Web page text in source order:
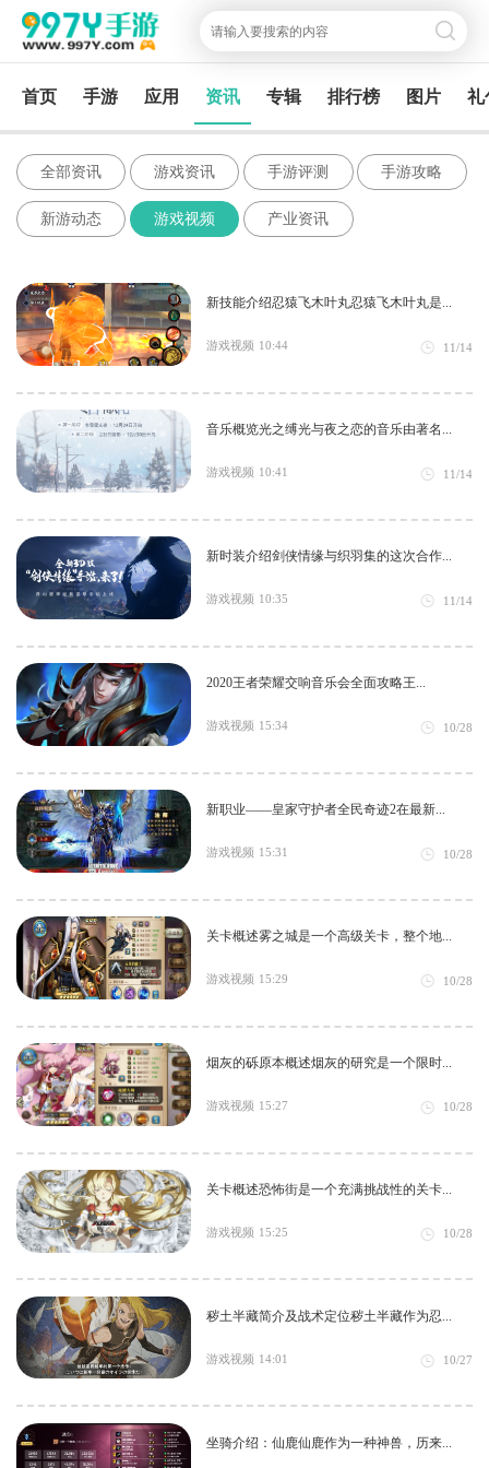
首页 手游 应用 资讯 专辑 排行榜 图片 礼
全部资讯 游戏资讯 手游评测 手游攻略
新游动态 游戏视频 产业资讯
新技能介绍忍猿飞木叶丸忍猿飞木叶丸是...
游戏视频 11/14
10:44
音乐概览光之缚光与夜之恋的音乐由著名...
游戏视频 11/14
10:41
新时装介绍剑侠情缘与织羽集的这次合作...
游戏视频 11/14
10:35
2020王者荣耀交响音乐会全面攻略王...
游戏视频 10/28
15:34
新职业——皇家守护者全民奇迹2在最新...
游戏视频 10/28
15:31
关卡概述雾之城是一个高级关卡，整个地...
游戏视频 10/28
15:29
烟灰的砾原本概述烟灰的研究是一个限时...
游戏视频 10/28
15:27
关卡概述恐怖街是一个充满挑战性的关卡...
游戏视频 10/28
15:25
秽土半藏简介及战术定位秽土半藏作为忍...
游戏视频 10/27
14:01
坐骑介绍：仙鹿仙鹿作为一种神兽，历来...